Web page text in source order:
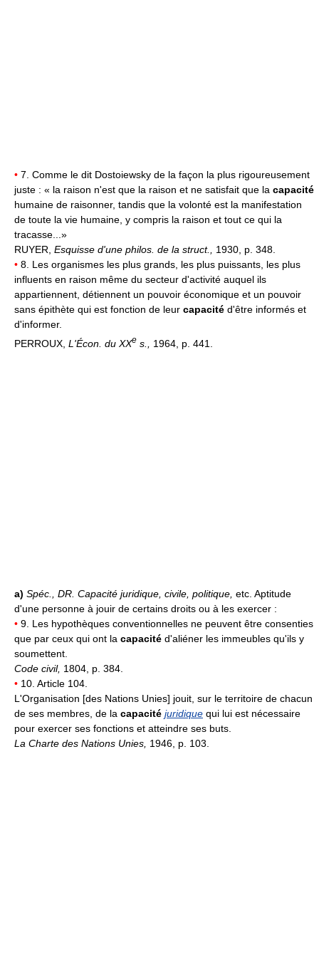
• 7. Comme le dit Dostoiewsky de la façon la plus rigoureusement
juste : « la raison n'est que la raison et ne satisfait que la capacité
humaine de raisonner, tandis que la volonté est la manifestation
de toute la vie humaine, y compris la raison et tout ce qui la
tracasse...»
RUYER, Esquisse d'une philos. de la struct., 1930, p. 348.
• 8. Les organismes les plus grands, les plus puissants, les plus
influents en raison même du secteur d'activité auquel ils
appartiennent, détiennent un pouvoir économique et un pouvoir
sans épithète qui est fonction de leur capacité d'être informés et
d'informer.
PERROUX, L'Écon. du XXe s., 1964, p. 441.
a) Spéc., DR. Capacité juridique, civile, politique, etc. Aptitude
d'une personne à jouir de certains droits ou à les exercer :
• 9. Les hypothèques conventionnelles ne peuvent être consenties
que par ceux qui ont la capacité d'aliéner les immeubles qu'ils y
soumettent.
Code civil, 1804, p. 384.
• 10. Article 104.
L'Organisation [des Nations Unies] jouit, sur le territoire de chacun
de ses membres, de la capacité juridique qui lui est nécessaire
pour exercer ses fonctions et atteindre ses buts.
La Charte des Nations Unies, 1946, p. 103.